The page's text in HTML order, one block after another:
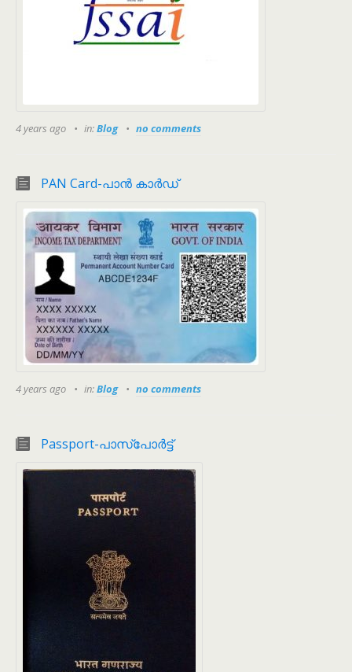
4 years ago in:Blog no comments
PAN Card-പാന്‍ കാര്‍ഡ്
4 years ago in:Blog no comments
Passport-പാസ്പോർട്ട്